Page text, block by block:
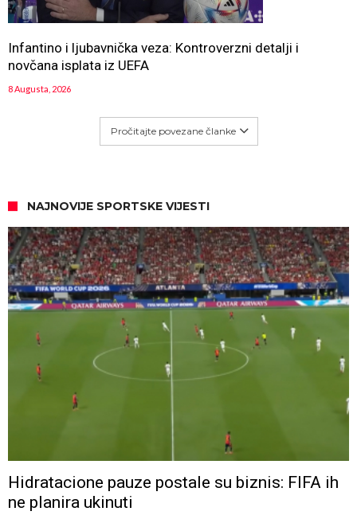
Infantino i ljubavnička veza: Kontroverzni detalji i
novčana isplata iz UEFA
8 Augusta, 2026
Pročitajte povezane članke
NAJNOVIJE SPORTSKE VIJESTI
Hidratacione pauze postale su biznis: FIFA ih
ne planira ukinuti